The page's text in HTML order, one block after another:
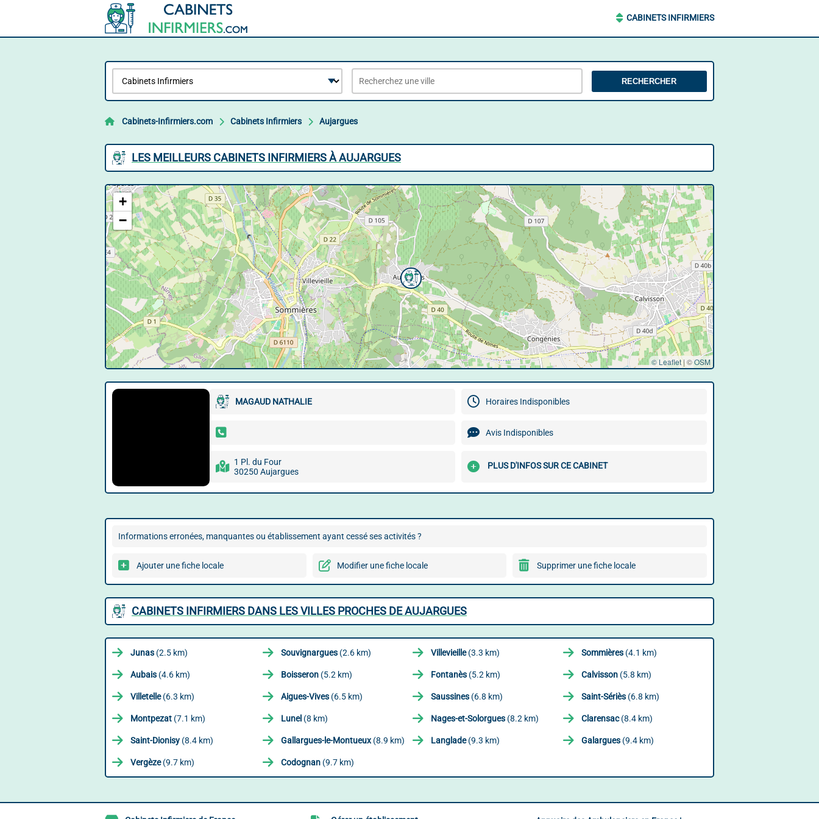
CABINETS INFIRMIERS
RECHERCHER
Cabinets-Infirmiers.com Cabinets Infirmiers Aujargues
LES MEILLEURS CABINETS INFIRMIERS À AUJARGUES
+
−
© Leaflet|©OSM
MAGAUD NATHALIE Horaires Indisponibles
Avis Indisponibles
1 Pl. du Four
30250 Aujargues
PLUS D'INFOS SUR CE CABINET
Informations erronées, manquantes ou établissement ayant cessé ses activités ?
Ajouter une fiche locale Modifier une fiche locale Supprimer une fiche locale
CABINETS INFIRMIERS DANS LES VILLES PROCHES DE AUJARGUES
Junas (2.5 km) Souvignargues(2.6 km) Villevieille(3.3 km) Sommières(4.1 km)
Aubais (4.6 km) Boisseron(5.2 km) Fontanès (5.2 km) Calvisson(5.8 km)
Villetelle(6.3 km) Aigues-Vives(6.5 km) Saussines (6.8 km) Saint-Sériès(6.8 km)
Montpezat (7.1 km) Lunel (8 km) Nages-et-Solorgues (8.2 km) Clarensac(8.4 km)
Saint-Dionisy (8.4 km) Gallargues-le-Montueux(8.9 km) Langlade(9.3 km) Galargues(9.4 km)
Vergèze(9.7 km) Codognan(9.7 km)